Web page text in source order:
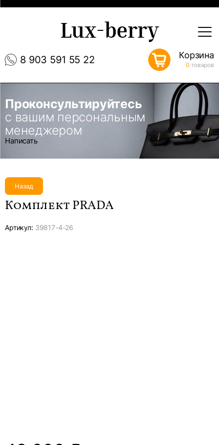
8 903 591 55 22
Lux-berry
Корзина
0 товаров
Проконсультируйтесь
с вашим персональным
менеджером
Написать
Назад
Комплект PRADA
Артикул: 39817-4-26